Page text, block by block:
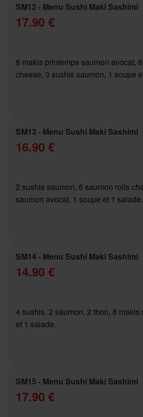
SM12 - Menu Sushi Maki Sashimi
17.90 €
8 makis printemps saumon avocat,
cheese, 3 sushis saumon, 1 soupe
SM13 - Menu Sushi Maki Sashimi
16.90 €
2 sushis saumon, 6 saumon rolls
saumon avocat, 1 soupe et 1 salade.
SM14 - Menu Sushi Maki Sashimi
14.90 €
4 sushis, 2 saumon, 2 thon, 8 makis
et 1 salade.
SM15 - Menu Sushi Maki Sashimi
17.90 €